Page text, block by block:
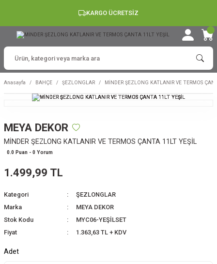
KARGO ÜCRETSİZ
Anasayfa BAHÇE ŞEZLONGLAR MİNDER ŞEZLONG KATLANIR VE TERMOS
MEYA DEKOR
MİNDER ŞEZLONG KATLANIR VE TERMOS ÇANTA 11LT YEŞİL
0.0 Puan - 0 Yorum
1.499,99 TL
Kategori
ŞEZLONGLAR
Marka
MEYA DEKOR
Stok Kodu
MYC06-YEŞİLSET
Fiyat
1.363,63 TL + KDV
Adet